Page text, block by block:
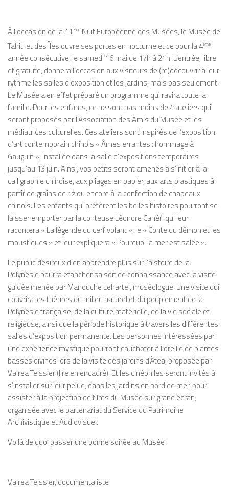
À l’occasion de la 11ème Nuit Européenne des Musées, le Musée de
Tahiti et des Îles ouvre ses portes en nocturne et ce pour la 4ème
année consécutive, le samedi 16 mai de 17h à 21h. L’entrée, libre
et gratuite, donnera l’occasion aux visiteurs de (re)découvrir à leur
rythme les salles d’exposition et les jardins, mais pas seulement.
Le Musée a en effet préparé un programme qui ravira toute la
famille. Pour les enfants, ce ne sont pas moins de 4 ateliers qui
seront proposés par l’Association des Amis du Musée et les
médiatrices culturelles. Ces ateliers sont inspirés de l’exposition
d’art contemporain chinois « Âmes errantes : hommage à
Gauguin », installée dans la salle d’expositions temporaires
jusqu’au 13 juin. Ainsi, vos petits seront amenés à s’initier à la
calligraphie chinoise, aux pliages en papier, aux arts plastiques à
partir de grains de riz ou encore à la confection de chapeaux
chinois. Les enfants qui préfèrent les belles histoires pourront se
laisser emporter par la conteuse Léonore Canéri qui leur
racontera « La légende du cerf volant », le « Conte du démon et les
moustiques » et leur expliquera « Pourquoi la mer est salée ».
Le public désireux d’en apprendre plus sur l’histoire de la
Polynésie pourra étancher sa soif de connaissance avec la visite
guidée menée par Manouche Lehartel, muséologue. Une visite qui
couvrira les thèmes du milieu naturel et du peuplement de la
Polynésie française, de la culture matérielle, de la vie sociale et
religieuse, ainsi que la période historique à travers les différentes
salles d’exposition permanente. Les personnes intéressées par
une expérience mystique pourront chuchoter à l’oreille de plantes
basses divines lors de la visite des jardins d’Ätea, proposée par
Vairea Teissier (lire en encadré). Et les cinéphiles seront invités à
s’installer sur leurpe’ue, dans les jardins en bord de mer, pour
assister à la projection de films du Musée sur grand écran,
organisée avec le partenariat du Service du Patrimoine
Archivistique et Audiovisuel.
Voilà de quoi passer une bonne soirée au Musée !
Vairea Teissier, documentaliste